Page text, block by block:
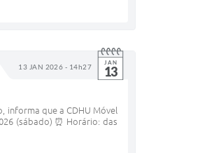
13 JAN 2026 - 14h27 JAN
13
informa que a CDHU Móvel
(sábado) ⏰ Horário: das